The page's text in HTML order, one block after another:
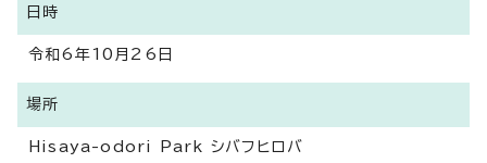
日時
令和6年10月26日
場所
Hisaya-odori Park シバフヒロバ